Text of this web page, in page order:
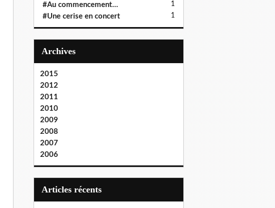
#Au commencement... 1
#Une cerise en concert 1
Archives
2015
2012
2011
2010
2009
2008
2007
2006
articles récents